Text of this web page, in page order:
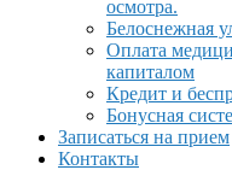
осмотра.
Белоснежная
Оплата
капиталом
Кредит и
Бонусная
Записаться на прием
Контакты